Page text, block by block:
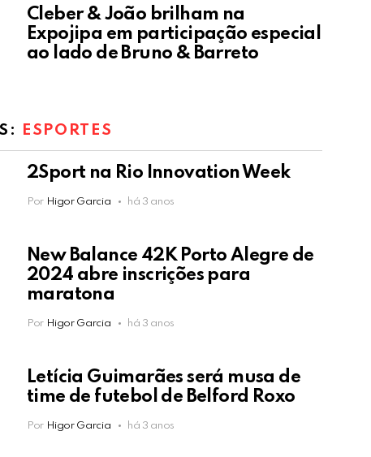
Cleber & João brilham na
Expojipa em participação especial
ao lado de Bruno & Barreto
ESPORTES
2Sport na Rio Innovation Week
Por Higor Garcia há 3 anos
New Balance 42K Porto Alegre de
2024 abre inscrições para
maratona
Por Higor Garcia há 3 anos
Letícia Guimarães será musa de
time de futebol de Belford Roxo
Por Higor Garcia há 3 anos